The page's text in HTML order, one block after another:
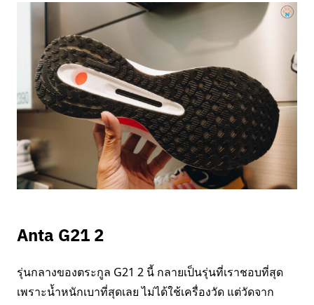
Anta G21 2
รุ่นกลางของตระกูล G21 2 นี้ กลายเป็นรุ่นที่เราชอบที่สุด
เพราะน้ำหนักเบาที่สุดเลย ไม่ได้ใช้เครื่องวัด แต่วัดจาก